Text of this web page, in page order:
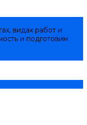
видах работ и
и подготовим